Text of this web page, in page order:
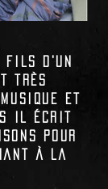
fils d'un
très
et
il écrit
pour
à la